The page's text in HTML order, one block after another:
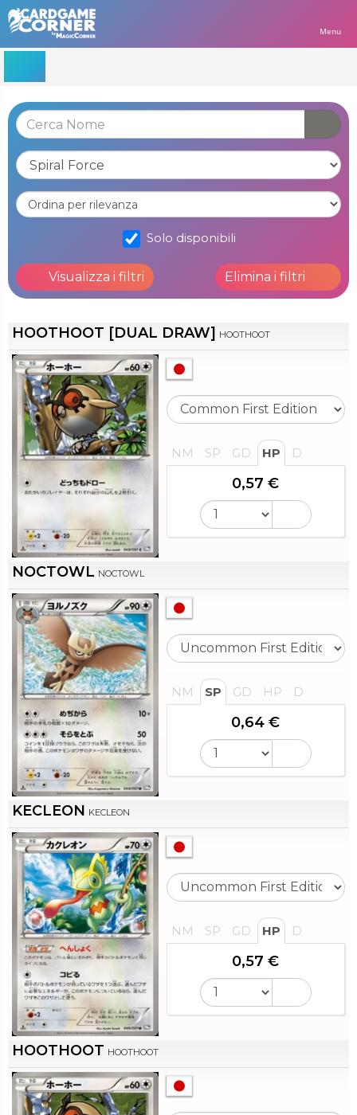
Menu
Solo disponibili
Visualizza i filtri Elimina i filtri
HOOTHOOT [DUAL DRAW] HOOTHOOT
NM SP GD HP D
0,57 €
NOCTOWL NOCTOWL
NM SP GD HP D
0,64 €
KECLEON KECLEON
NM SP GD HP D
0,57 €
HOOTHOOT HOOTHOOT